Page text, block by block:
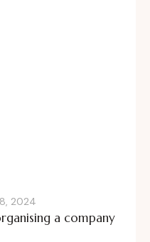
2024
a company